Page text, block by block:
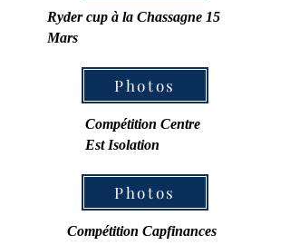
Ryder cup à la Chassagne 15
Mars
Photos
Compétition Centre
Est Isolation
Photos
Compétition Capfinances